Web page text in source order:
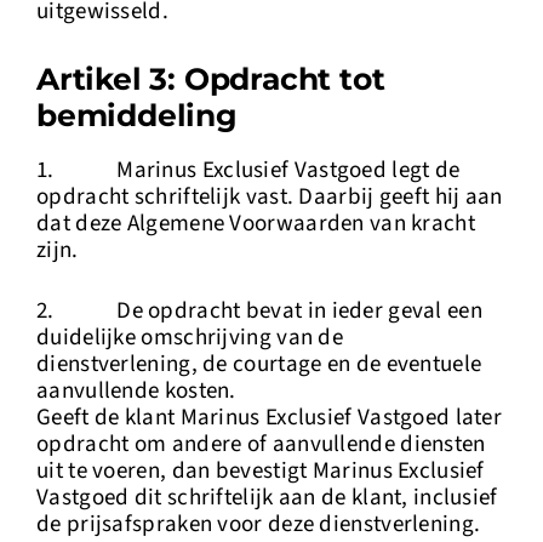
uitgewisseld.
Artikel 3: Opdracht tot
bemiddeling
1. Marinus Exclusief Vastgoed legt de
opdracht schriftelijk vast. Daarbij geeft hij aan
dat deze Algemene Voorwaarden van kracht
zijn.
2. De opdracht bevat in ieder geval een
duidelijke omschrijving van de
dienstverlening, de courtage en de eventuele
aanvullende kosten.
Geeft de klant Marinus Exclusief Vastgoed later
opdracht om andere of aanvullende diensten
uit te voeren, dan bevestigt Marinus Exclusief
Vastgoed dit schriftelijk aan de klant, inclusief
de prijsafspraken voor deze dienstverlening.